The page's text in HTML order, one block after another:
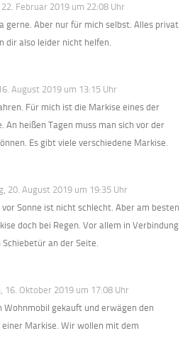
Februar 2019 um 22:08 Uhr
gerne. Aber nur für mich selbst. Alles privat
dir also leider nicht helfen.
August 2019 um 13:15 Uhr
Für mich ist die Markise eines der
An heißen Tagen muss man sich vor der
Es gibt viele verschiedene Markise.
20. August 2019 um 19:35 Uhr
vor Sonne ist nicht schlecht. Aber am besten
doch bei Regen. Vor allem in Verbindung
an der Seite.
16. Oktober 2019 um 17:08 Uhr
Wohnmobil gekauft und erwägen den
einer Markise. Wir wollen mit dem